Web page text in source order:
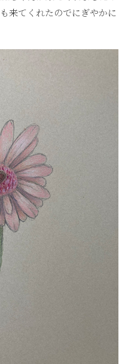
来てくれたのでにぎやかに